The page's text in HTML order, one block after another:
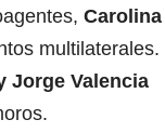
Carolina
multilaterales.
Jorge Valencia